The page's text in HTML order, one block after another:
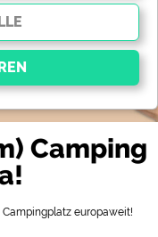
Camping
europaweit!